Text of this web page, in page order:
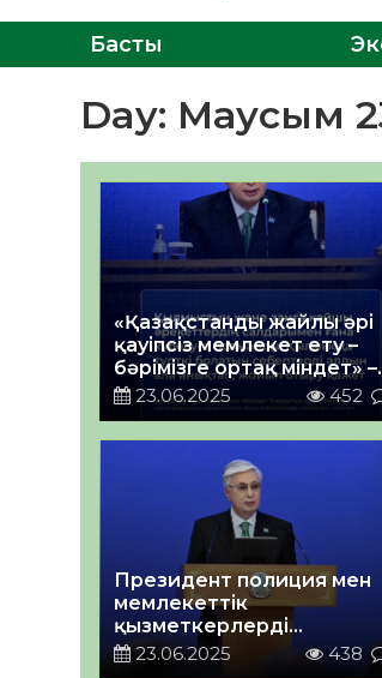
Басты
Day: Маусым
«Қазақстанды жайлы әрі
қауіпсіз мемлекет ету –
бәрімізге ортақ міндет» –
Президент
23.06.2025 452
Президент полиция мен
мемлекеттік
қызметкерлерді
құттықтады
23.06.2025 438